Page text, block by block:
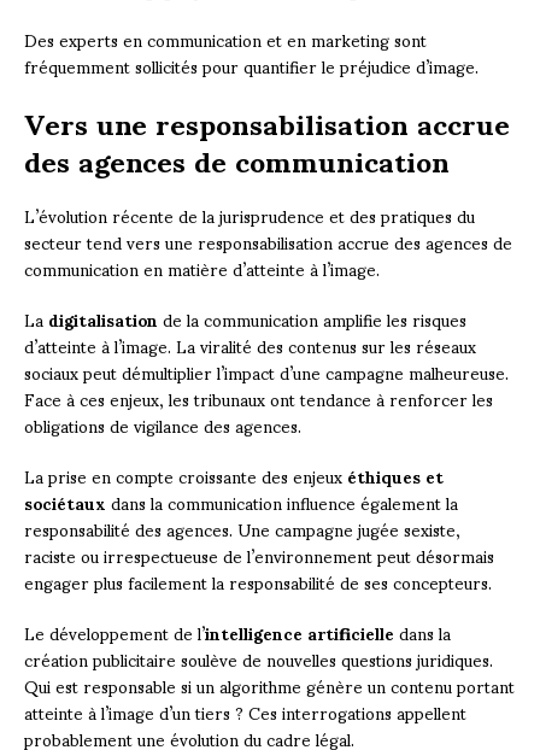
Des experts en communication et en marketing sont
fréquemment sollicités pour quantifier le préjudice d’image.
Vers une responsabilisation accrue
des agences de communication
L’évolution récente de la jurisprudence et des pratiques du
secteur tend vers une responsabilisation accrue des agences de
communication en matière d’atteinte à l’image.
Ladigitalisationde la communication amplifie les risques
d’atteinte à l’image. La viralité des contenus sur les réseaux
sociaux peut démultiplier l’impact d’une campagne malheureuse.
Face à ces enjeux, les tribunaux ont tendance à renforcer les
obligations de vigilance des agences.
La prise en compte croissante des enjeuxéthiques et
sociétauxdans la communication influence également la
responsabilité des agences. Une campagne jugée sexiste,
raciste ou irrespectueuse de l’environnement peut désormais
engager plus facilement la responsabilité de ses concepteurs.
Le développement de l’intelligence artificielledans la
création publicitaire soulève de nouvelles questions juridiques.
Qui est responsable si un algorithme génère un contenu portant
atteinte à l’image d’un tiers ? Ces interrogations appellent
probablement une évolution du cadre légal.